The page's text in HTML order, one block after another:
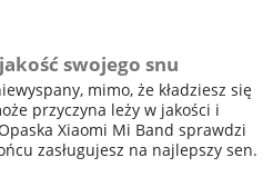
swojego snu
mimo, że kładziesz się
przyczyna leży w jakości i
Xiaomi Mi Band sprawdzi
zasługujesz na najlepszy sen.